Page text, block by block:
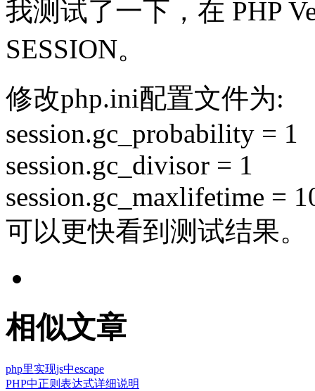
我测试了一下，在 PHP
SESSION。
修改php.ini配置文件为:
session.gc_probability = 1
session.gc_divisor = 1
session.gc_maxlifetime =
可以更快看到测试结果。
相似文章
php里实现js中escape
PHP中正则表达式详细说明